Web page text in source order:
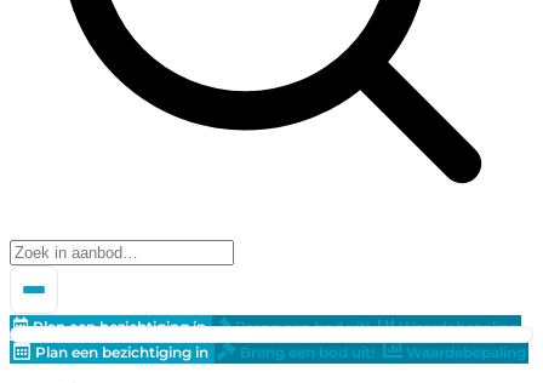
Plan een bezichtiging in Breng een bod uit!
Waardebepaling
Plan een bezichtiging in
Breng een bod uit! Waardebepaling